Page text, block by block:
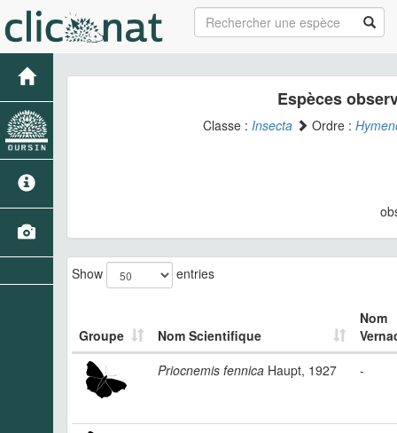
Espèces
Classe : Insecta Ordre :
Show entries
Groupe Nom Scientifique
Nom
Priocnemis fennica Haupt, 1927 -